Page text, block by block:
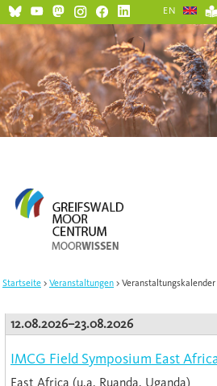
EN
Startseite Veranstaltungen Veranstaltungskalender
12.08.2026–23.08.2026
IMCG Field Symposium East
East Africa (u.a. Ruanda, Uganda)